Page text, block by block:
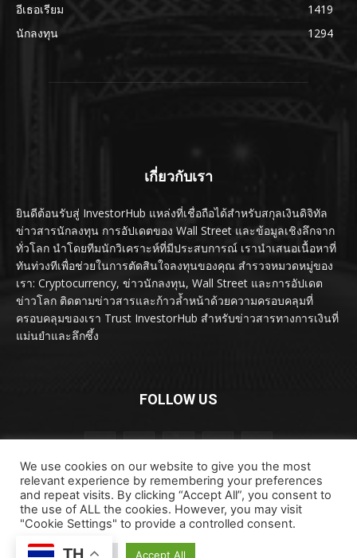
อีเธอเรียม
1419
นักลงทุน
1294
เกี่ยวกับเรา
ยินดีต้อนรับสู่ InvestorHub แหล่งที่เชื่อถือได้สำหรับสกุลเงินดิจิทัล
ข่าวสารนักลงทุน การอัปเดตของ Wall Street และข้อมูลเชิงลึกจาก
ทั่วโลก นำโดยทีมนักวิเคราะห์ที่มีประสบการณ์ เรานำเสนอเนื้อหาที่
ทันท่วงทีเพื่อช่วยในการตัดสินใจลงทุนของคุณ สำรวจหมวดหมู่ของ
เรา: Cryptocurrency, ข่าวนักลงทุน, Wall Street และการอัปเดต
ข่าวโลก ติดตามข่าวสารและก้าวล้ำหน้าด้วยความครอบคลุมที่
ครอบคลุมของเรา Trust InvestorHub สำหรับข่าวสารทางการเงินที่
แม่นยำและลึกซึ้ง
FOLLOW US
ลิขสิทธิ์ © ลิขสิทธิ์ 2024 investorhub.click สงวนลิขสิทธิ์
ข้อตกลงและเงื่อนไข ข้อสงวนสิทธิ์
We use cookies on our website to give you the most
relevant experience by remembering your preferences
and repeat visits. By clicking “Accept All”, you consent to
the use of ALL the cookies. However, you may visit
"Cookie Settings" to provide a controlled consent.
Cookie Settings Accept All
TH